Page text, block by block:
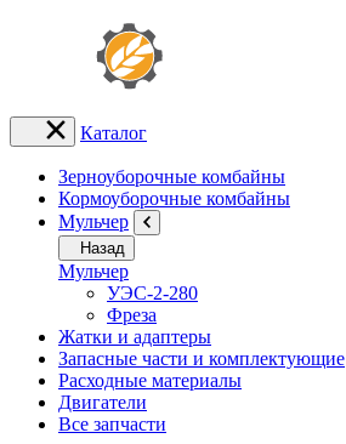
Каталог
Зерноуборочные комбайны
Кормоуборочные комбайны
Мульчер
Назад
Мульчер
УЭС-2-280
Фреза
Жатки и адаптеры
Запасные части и комплектующие
Расходные материалы
Двигатели
Все запчасти